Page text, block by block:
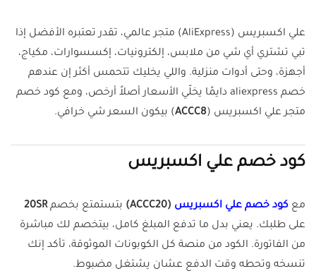
علي اكسبريس (AliExpress) متجر عالمي، تقدر تعتبره الأفضل إذا
تبي تشتري أي شي من ملابس، إلكترونيات، إكسسوارات، مكياج،
أجهزة، وحتى أدوات منزلية. واللي يخليك تتحمس أكثر إن عندهم
خصم aliexpress دايمًا يخلّي الأسعار أصلاً أرخص، ومع كود خصم
متجر علي اكسبريس (ACCC8) بيكون السعر شي خرافي.
كود خصم علي اكسبريس
مع كود خصم علي اكسبريس (ACCC20) بتستمتع بخصم20SR
على طلبك. يعني بدل ما تدفع المبلغ كامل، بيتخصم لك مباشرة
من الفاتورة. الكود من منصة كل الكوبونات الموثوقة، تأكد إنك
تنسخه وتحطه وقت الدفع عشان يشتغل مضبوط.